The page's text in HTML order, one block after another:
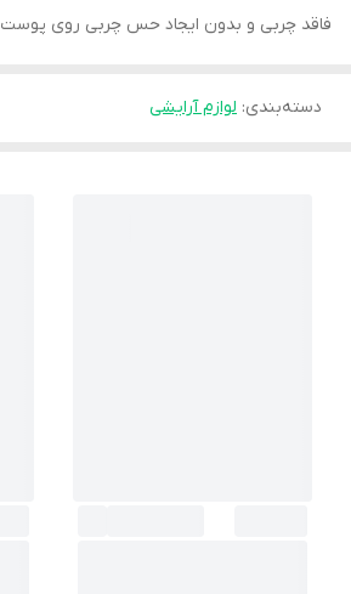
فاقد چربی و بدون ایجاد حس چربی روی پوست
دسته‌بندی: لوازم آرایشی